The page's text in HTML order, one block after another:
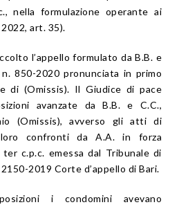
nella formulazione operante ai
art. 35).
l’appello formulato da B.B. e
850-2020 pronunciata in primo
di (Omissis). Il Giudice di pace
avanzate da B.B. e C.C.,
(Omissis), avverso gli atti di
confronti da A.A. in forza
c.p.c. emessa dal Tribunale di
2019 Corte d’appello di Bari.
i condomini avevano